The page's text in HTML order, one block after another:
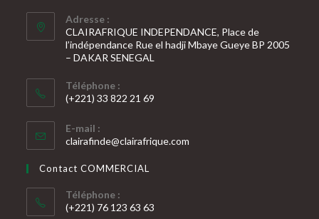
Adresse :
CLAIRAFRIQUE INDEPENDANCE, Place de
l’indépendance Rue el hadji Mbaye Gueye BP 2005
– DAKAR SENEGAL
Téléphone :
(+221) 33 822 21 69
dans
votre
application
E-mail :
clairafinde@clairafrique.com
Contact COMMERCIAL
Téléphone :
(+221) 76 123 63 63